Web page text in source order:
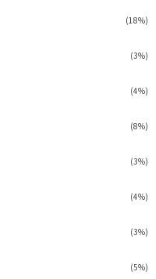
(18%)
(3%)
(4%)
(8%)
(3%)
(4%)
(3%)
(5%)